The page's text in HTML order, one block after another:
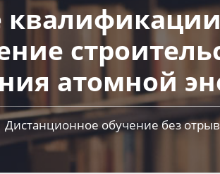
атомной
Дистанционное обучение без